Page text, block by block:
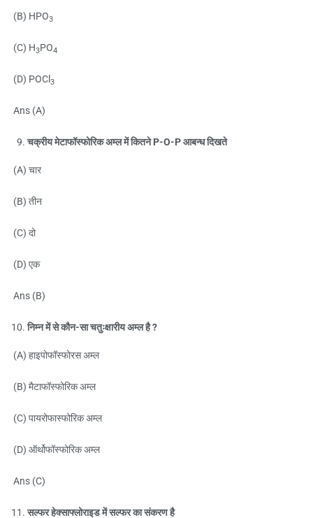
(B) HPO3
(C) H3PO4
(D) POCl 3
Ans (A)
चक्रीय मेटाफॉस्फोरिक अम्ल में कितने P-O-P आबन्ध दिखते
(A) चार
(B) तीन
(C) दो
(D) एक
Ans (B)
निम्न में से कौन-सा चतुःक्षारीय अम्ल है ?
(A) हाइपोफॉस्फोरस अम्ल
(B) मैटाफॉस्फोरिक अम्ल
(C) पायरोफास्फोरिक अम्ल
(D) ऑर्थोफॉस्फोरिक अम्ल
Ans (C)
सल्फर हेक्साफ्लोराइड में सल्फर का संकरण है